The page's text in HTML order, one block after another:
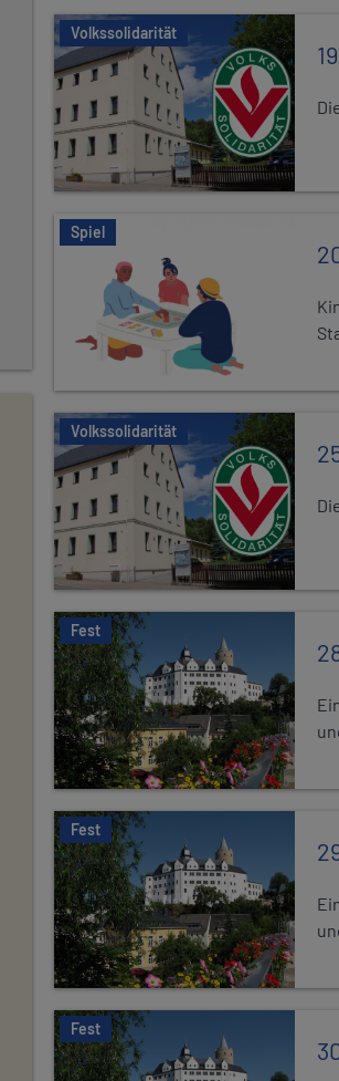
Volkssolidarität
Spiel
Volkssolidarität
Fest
Fest
Fest